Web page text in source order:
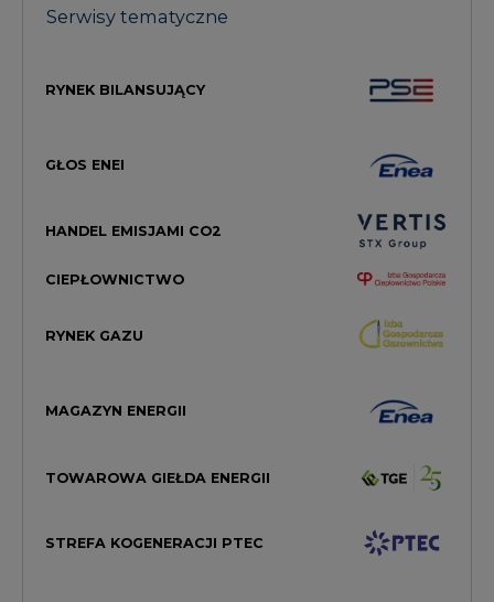
Serwisy tematyczne
RYNEK BILANSUJĄCY
GŁOS ENEI
HANDEL EMISJAMI CO2
CIEPŁOWNICTWO
RYNEK GAZU
MAGAZYN ENERGII
TOWAROWA GIEŁDA ENERGII
STREFA KOGENERACJI PTEC